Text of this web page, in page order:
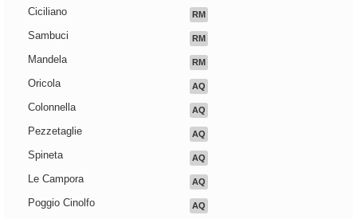
Ciciliano RM
Sambuci RM
Mandela RM
Oricola AQ
Colonnella AQ
Pezzetaglie AQ
Spineta AQ
Le Campora AQ
Poggio Cinolfo AQ